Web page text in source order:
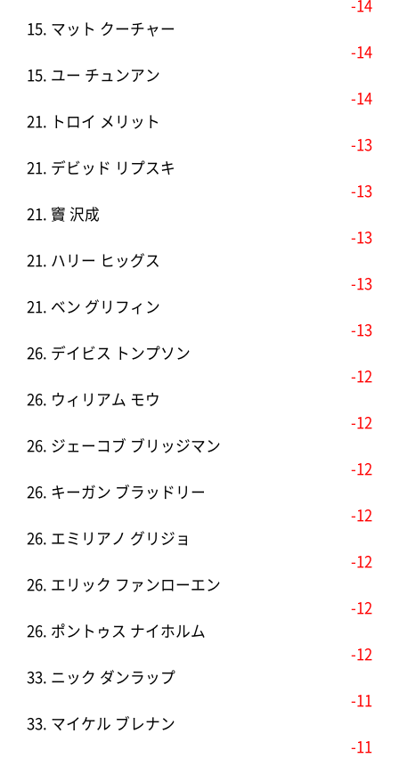
-14
15. マット クーチャー
-14
15. ユー チュンアン
-14
21. トロイ メリット
-13
21. デビッド リプスキ
-13
21. 竇 沢成
-13
21. ハリー ヒッグス
-13
21. ベン グリフィン
-13
26. デイビス トンプソン
-12
26. ウィリアム モウ
-12
26. ジェーコブ ブリッジマン
-12
26. キーガン ブラッドリー
-12
26. エミリアノ グリジョ
-12
26. エリック ファンローエン
-12
26. ポントゥス ナイホルム
-12
33. ニック ダンラップ
-11
33. マイケル ブレナン
-11